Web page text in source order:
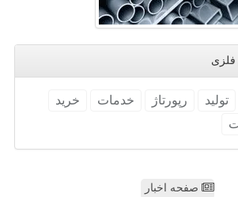
فلزی
تولید رپورتاژ خدمات
خرید
صفحه اخبار